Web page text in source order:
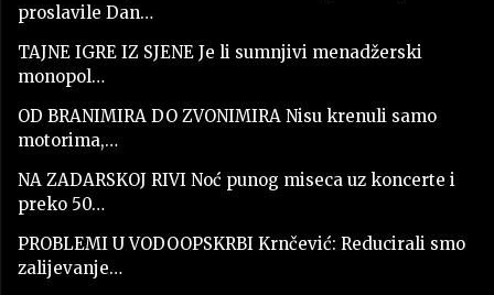
proslavile Dan…
TAJNE IGRE IZ SJENE Je li sumnjivi menadžerski
monopol…
OD BRANIMIRA DO ZVONIMIRA Nisu krenuli samo
motorima,…
NA ZADARSKOJ RIVI Noć punog miseca uz koncerte i
preko 50…
PROBLEMI U VODOOPSKRBI Krnčević: Reducirali smo
zalijevanje…